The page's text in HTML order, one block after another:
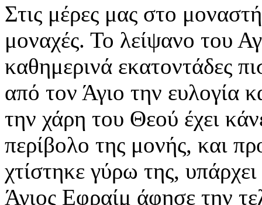
Στις μέρες μας στο
μοναχές. Το λείψανο του
καθημερινά εκατοντάδες
από τον Άγιο την ευλογία
την χάρη του Θεού έχει
περίβολο της μονής, και
χτίστηκε γύρω της,
Άγιος Εφραίμ άφησε την